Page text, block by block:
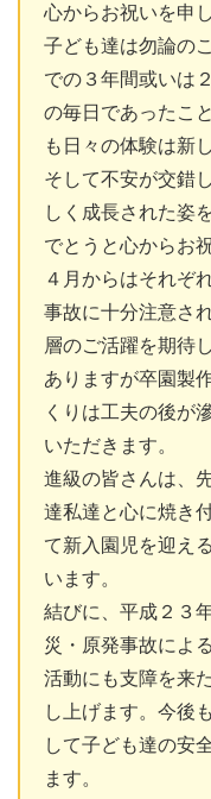
心からお祝いを申
子ども達は勿論の
での３年間或いは
の毎日であったこ
も日々の体験は新
そして不安が交錯
しく成長された姿
でとうと心からお
４月からはそれぞ
事故に十分注意さ
層のご活躍を期待
ありますが卒園製
くりは工夫の後が
いただきます。
進級の皆さんは、
達私達と心に焼き
て新入園児を迎え
います。
結びに、平成２３
災・原発事故によ
活動にも支障を来
し上げます。今後
して子ども達の安
ます。